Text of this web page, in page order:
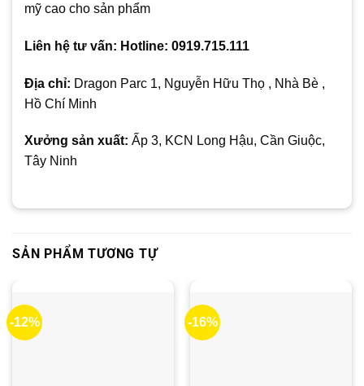
mỹ cao cho sản phẩm
Liên hệ tư vấn: Hotline: 0919.715.111
Địa chỉ: Dragon Parc 1, Nguyễn Hữu Thọ , Nhà Bè ,
Hồ Chí Minh
Xưởng sản xuất: Ấp 3, KCN Long Hậu, Cần Giuộc,
Tây Ninh
SẢN PHẨM TƯƠNG TỰ
-12% -16%